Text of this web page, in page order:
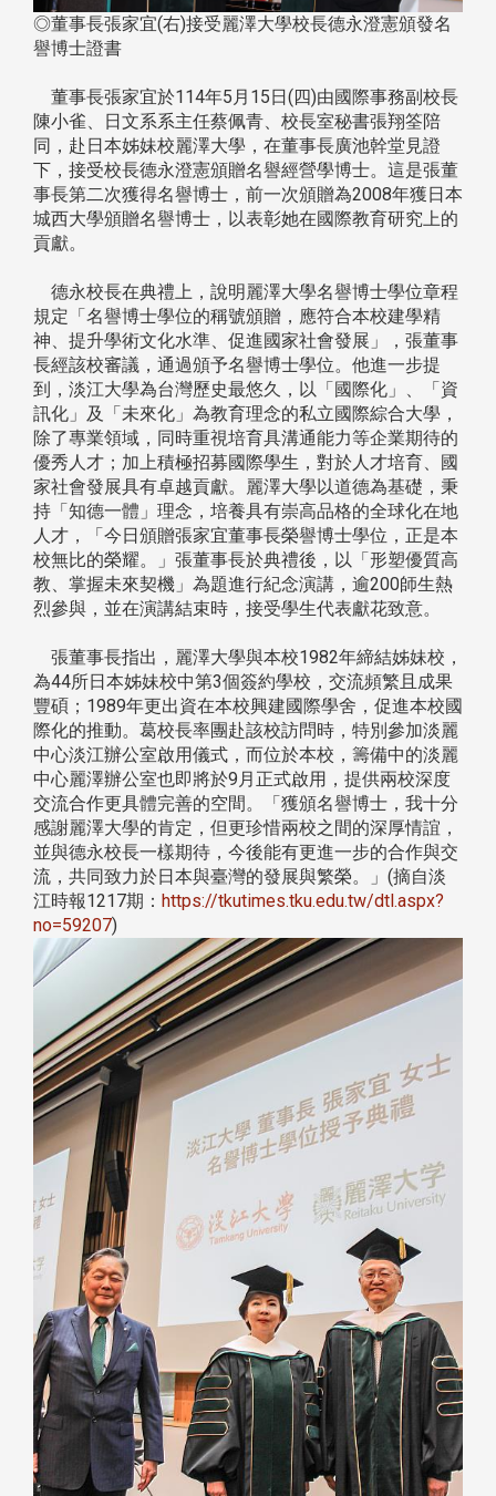
◎董事長張家宜(右)接受麗澤大學校長德永澄憲頒發名
譽博士證書
董事長張家宜於114年5月15日(四)由國際事務副校長
陳小雀、日文系系主任蔡佩青、校長室秘書張翔筌陪
同，赴日本姊妹校麗澤大學，在董事長廣池幹堂見證
下，接受校長德永澄憲頒贈名譽經營學博士。這是張董
事長第二次獲得名譽博士，前一次頒贈為2008年獲日本
城西大學頒贈名譽博士，以表彰她在國際教育研究上的
貢獻。
德永校長在典禮上，說明麗澤大學名譽博士學位章程
規定「名譽博士學位的稱號頒贈，應符合本校建學精
神、提升學術文化水準、促進國家社會發展」，張董事
長經該校審議，通過頒予名譽博士學位。他進一步提
到，淡江大學為台灣歷史最悠久，以「國際化」、「資
訊化」及「未來化」為教育理念的私立國際綜合大學，
除了專業領域，同時重視培育具溝通能力等企業期待的
優秀人才；加上積極招募國際學生，對於人才培育、國
家社會發展具有卓越貢獻。麗澤大學以道德為基礎，秉
持「知德一體」理念，培養具有崇高品格的全球化在地
人才，「今日頒贈張家宜董事長榮譽博士學位，正是本
校無比的榮耀。」張董事長於典禮後，以「形塑優質高
教、掌握未來契機」為題進行紀念演講，逾200師生熱
烈參與，並在演講結束時，接受學生代表獻花致意。
張董事長指出，麗澤大學與本校1982年締結姊妹校，
為44所日本姊妹校中第3個簽約學校，交流頻繁且成果
豐碩；1989年更出資在本校興建國際學舍，促進本校國
際化的推動。葛校長率團赴該校訪問時，特別參加淡麗
中心淡江辦公室啟用儀式，而位於本校，籌備中的淡麗
中心麗澤辦公室也即將於9月正式啟用，提供兩校深度
交流合作更具體完善的空間。「獲頒名譽博士，我十分
感謝麗澤大學的肯定，但更珍惜兩校之間的深厚情誼，
並與德永校長一樣期待，今後能有更進一步的合作與交
流，共同致力於日本與臺灣的發展與繁榮。」(摘自淡
江時報1217期： https://tkutimes.tku.edu.tw/dtl.aspx?
no=59207)